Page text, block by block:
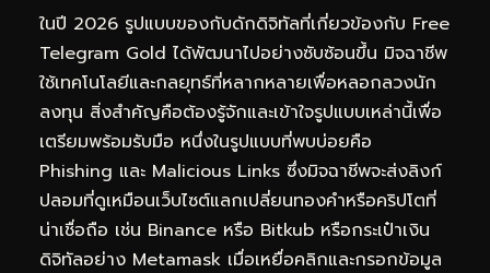
ในปี 2026 รูปแบบของกับดักดิจิทัลที่เกี่ยวข้องกับ Free
Telegram Gold ได้พัฒนาไปอย่างซับซ้อนขึ้น มิจฉาชีพ
ใช้เทคโนโลยีและกลยุทธ์ที่หลากหลายเพื่อหลอกลวงนัก
ลงทุน สิ่งสำคัญคือต้องรู้จักและเข้าใจรูปแบบเหล่านี้เพื่อ
เตรียมพร้อมรับมือ หนึ่งในรูปแบบที่พบบ่อยคือ
Phishing และ Malicious Links ซึ่งมิจฉาชีพจะส่งลิงก์
ปลอมที่ดูเหมือนเว็บไซต์แลกเปลี่ยนทองคำหรือคริปโตที่
น่าเชื่อถือ เช่น Binance หรือ Bitkub หรือกระเป๋าเงิน
ดิจิทัลอย่าง Metamask เมื่อเหยื่อคลิกและกรอกข้อมูล